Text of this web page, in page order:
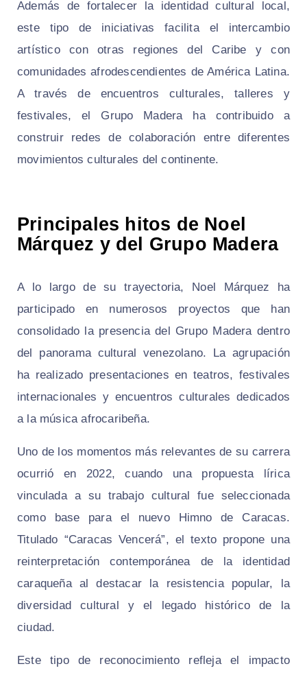
Además de fortalecer la identidad cultural local,
este tipo de iniciativas facilita el intercambio
artístico con otras regiones del Caribe y con
comunidades afrodescendientes de América Latina.
A través de encuentros culturales, talleres y
festivales, el Grupo Madera ha contribuido a
construir redes de colaboración entre diferentes
movimientos culturales del continente.
Principales hitos de Noel
Márquez y del Grupo Madera
A lo largo de su trayectoria, Noel Márquez ha
participado en numerosos proyectos que han
consolidado la presencia del Grupo Madera dentro
del panorama cultural venezolano. La agrupación
ha realizado presentaciones en teatros, festivales
internacionales y encuentros culturales dedicados
a la música afrocaribeña.
Uno de los momentos más relevantes de su carrera
ocurrió en 2022, cuando una propuesta lírica
vinculada a su trabajo cultural fue seleccionada
como base para el nuevo Himno de Caracas.
Titulado “Caracas Vencerá”, el texto propone una
reinterpretación contemporánea de la identidad
caraqueña al destacar la resistencia popular, la
diversidad cultural y el legado histórico de la
ciudad.
Este tipo de reconocimiento refleja el impacto